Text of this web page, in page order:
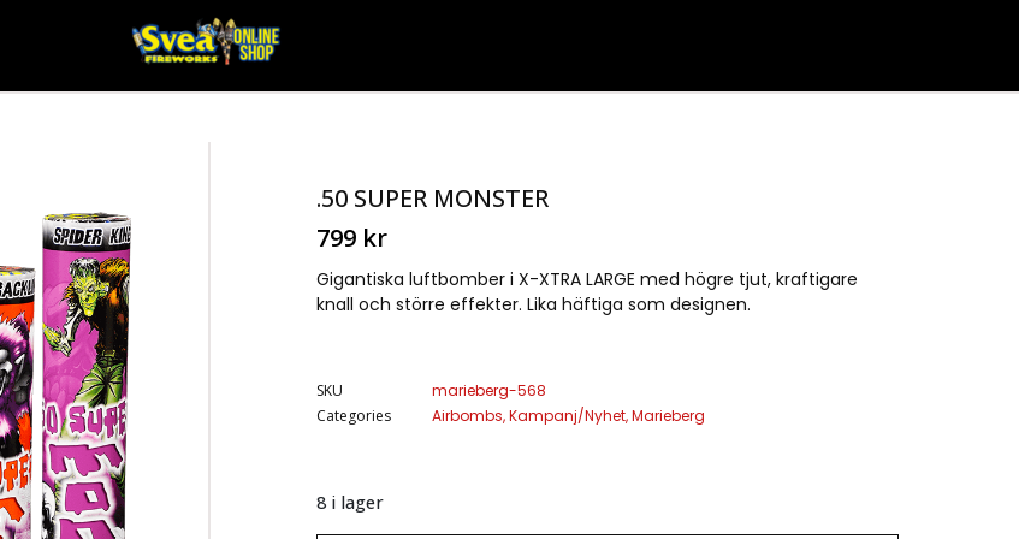
.50 SUPER MONSTER
799 kr
Gigantiska luftbomber i X-XTRA LARGE med högre tjut, kraftigare
knall och större effekter. Lika häftiga som designen.
SKU
marieberg-568
Categories
Airbombs,Kampanj/Nyhet,Marieberg
8 i lager